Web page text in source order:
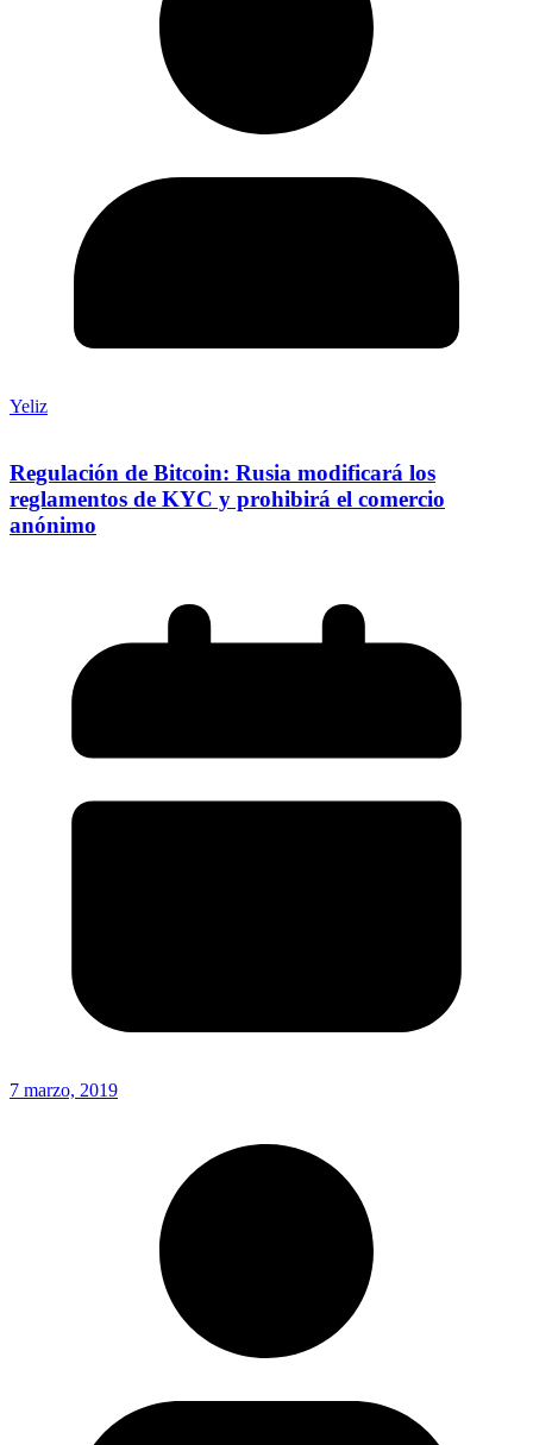
Yeliz
Regulación de Bitcoin: Rusia modificará los
reglamentos de KYC y prohibirá el comercio
anónimo
7 marzo, 2019